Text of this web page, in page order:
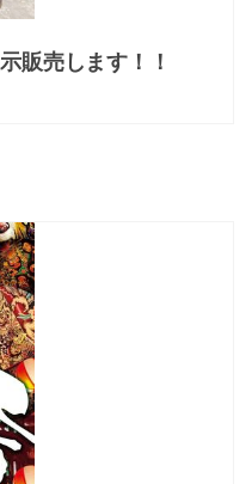
販売します！！